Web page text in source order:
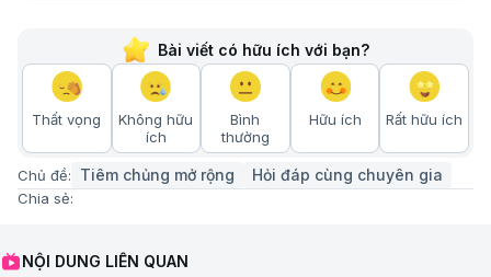
Bài viết có hữu ích với bạn?
Thất vọng
Không hữu
ích
Bình
thường
Hữu ích Rất hữu ích
Chủ đề: Tiêm chủng mở rộng Hỏi đáp cùng chuyên gia
Chia sẻ:
NỘI DUNG LIÊN QUAN